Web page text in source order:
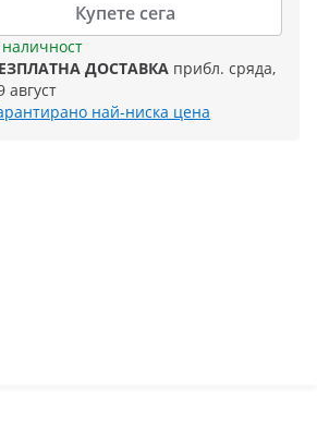
Купете сега
ДОСТАВКА прибл. сряда,
август
най-ниска цена